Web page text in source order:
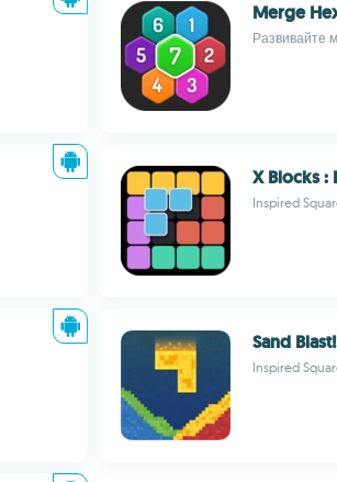
Merge
Развивайте
X Blocks :
Inspired
Sand Blast!
Inspired